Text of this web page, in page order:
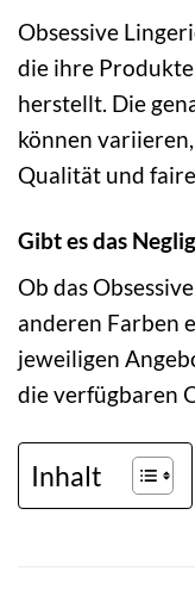
Obsessive
die ihre
herstellt. Die
können
Qualität und
Gibt es das
Ob das
anderen Farben
jeweiligen
die verfügbaren
Inhalt